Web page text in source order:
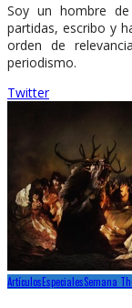
Soy un hombre
partidas, escribo y
orden de
periodismo.
Twitter
ArtículosEspecialesSemana